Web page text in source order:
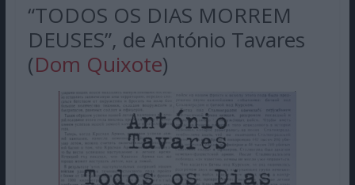
“TODOS OS DIAS MORREM
DEUSES”, de António Tavares
(Dom Quixote)